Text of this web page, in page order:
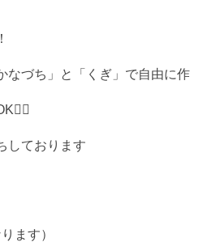
なづち」と「くぎ」で自由に作
しております
ます）